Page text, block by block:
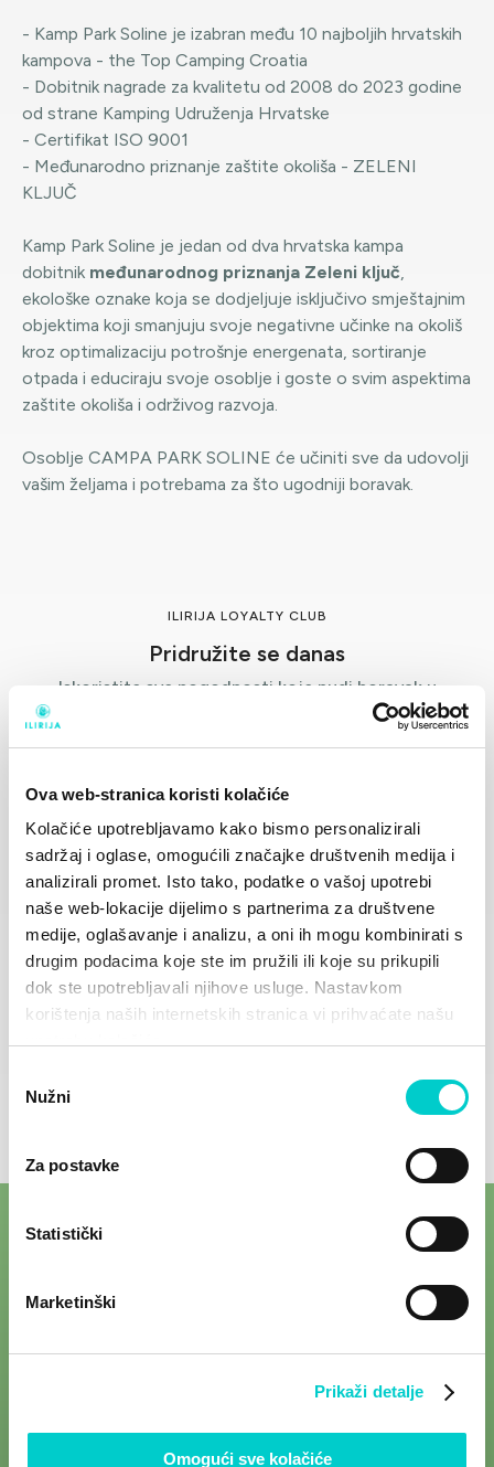
Ova web-stranica koristi kolačiće
Kolačiće upotrebljavamo kako bismo personalizirali
sadržaj i oglase, omogućili značajke društvenih medija i
analizirali promet. Isto tako, podatke o vašoj upotrebi
naše web-lokacije dijelimo s partnerima za društvene
medije, oglašavanje i analizu, a oni ih mogu kombinirati s
drugim podacima koje ste im pružili ili koje su prikupili
dok ste upotrebljavali njihove usluge. Nastavkom
korištenja naših internetskih stranica vi prihvaćate našu
pristanka
Nužni
Za postavke
Statistički
Marketinški
Prikaži detalje
Omogući sve kolačiće
- Kamp Park Soline je izabran među 10 najboljih hrvatskih
kampova - the Top Camping Croatia
- Dobitnik nagrade za kvalitetu od 2008 do 2023 godine
od strane Kamping Udruženja Hrvatske
- Certifikat ISO 9001
- Međunarodno priznanje zaštite okoliša - ZELENI
KLJUČ
Kamp Park Soline je jedan od dva hrvatska kampa
dobitnik međunarodnog priznanja Zeleni ključ
ekološke oznake koja se dodjeljuje isključivo smještajnim
objektima koji smanjuju svoje negativne učinke na okoliš
kroz optimalizaciju potrošnje energenata, sortiranje
otpada i educiraju svoje osoblje i goste o svim aspektima
zaštite okoliša i održivog razvoja.
Osoblje CAMPA PARK SOLINE će učiniti sve da udovolji
vašim željama i potrebama za što ugodniji boravak.
ILIRIJA LOYALTY CLUB
Pridružite se danas
Iskoristite sve pogodnosti koje nudi boravak u
hotelima Ilirija Resorta / Kampu Park Soline / godišnji
Pridruži se klubu